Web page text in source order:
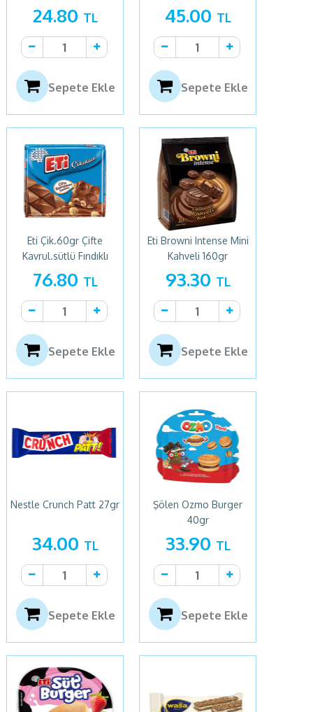
24.80 TL
Sepete Ekle
45.00 TL
Sepete Ekle
Eti Çik.60gr Çifte
Kavrul.sütlü Fındıklı
76.80 TL
Sepete Ekle
Eti Browni Intense Mini
Kahveli 160gr
93.30 TL
Sepete Ekle
Nestle Crunch Patt 27gr
34.00 TL
Sepete Ekle
Şölen Ozmo Burger
40gr
33.90 TL
Sepete Ekle